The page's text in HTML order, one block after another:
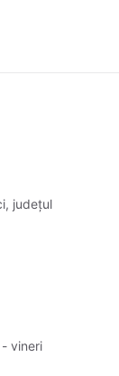
județul
- vineri